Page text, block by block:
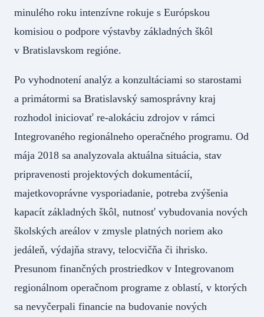
minulého roku intenzívne rokuje s Európskou
komisiou o podpore výstavby základných škôl
v Bratislavskom regióne.
Po vyhodnotení analýz a konzultáciami so starostami
a primátormi sa Bratislavský samosprávny kraj
rozhodol iniciovať re-alokáciu zdrojov v rámci
Integrovaného regionálneho operačného programu. Od
mája 2018 sa analyzovala aktuálna situácia, stav
pripravenosti projektových dokumentácií,
majetkovoprávne vysporiadanie, potreba zvýšenia
kapacít základných škôl, nutnosť vybudovania nových
školských areálov v zmysle platných noriem ako
jedáleň, výdajňa stravy, telocvičňa či ihrisko.
Presunom finančných prostriedkov v Integrovanom
regionálnom operačnom programe z oblastí, v ktorých
sa nevyčerpali financie na budovanie nových